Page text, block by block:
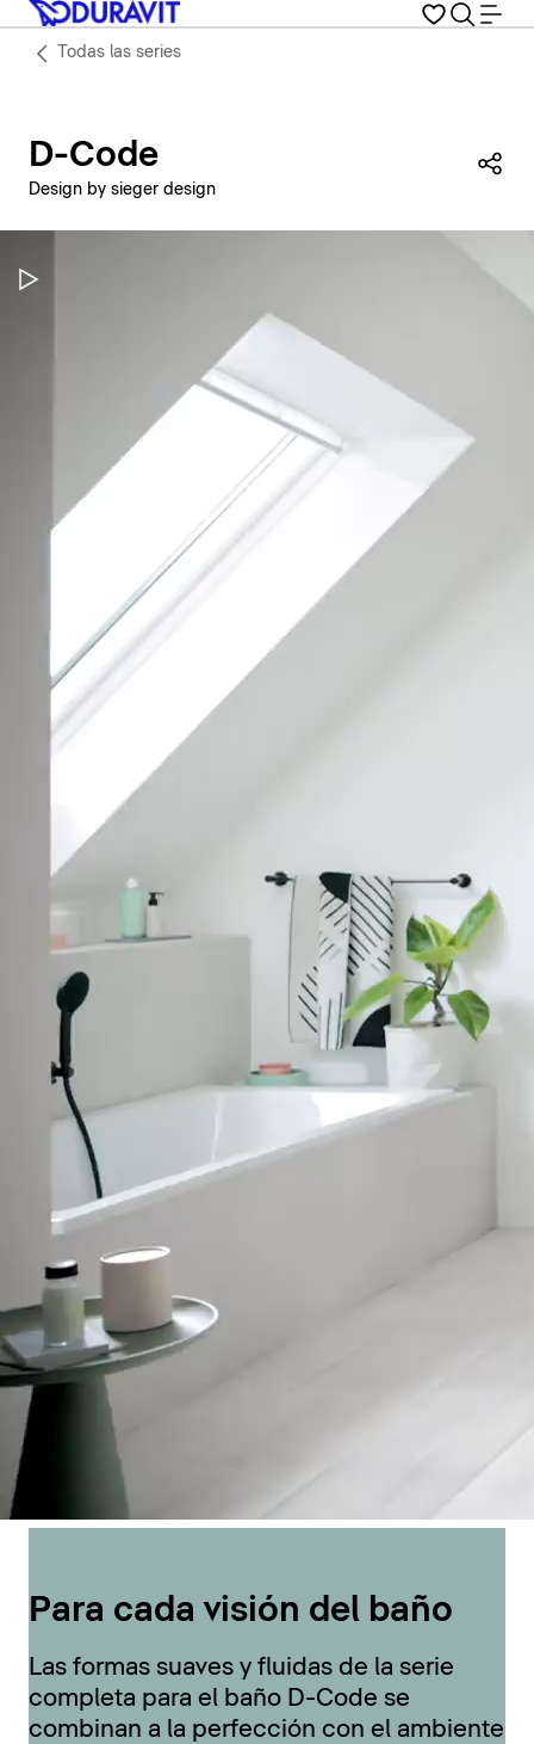
Todas las series
D-Code
Design by sieger design
Pausar vídeo
Para cada visión del baño
Las formas suaves y fluidas de la serie
completa para el baño D-Code se
combinan a la perfección con el ambiente